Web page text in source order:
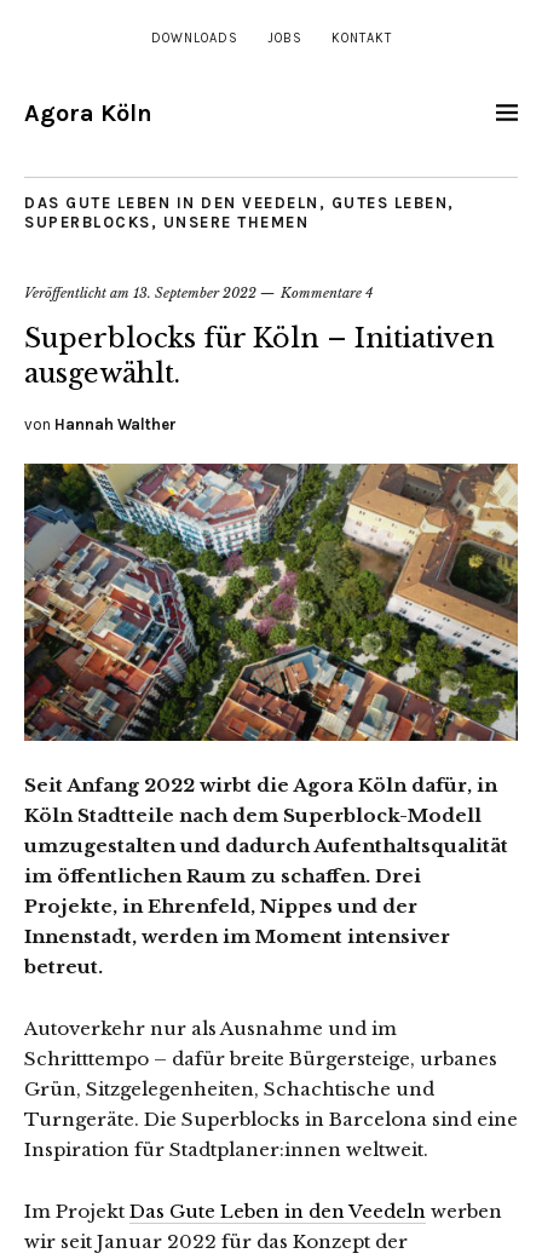
DOWNLOADS JOBS KONTAKT
Agora Köln
DAS GUTE LEBEN IN DEN VEEDELN , GUTES LEBEN ,
SUPERBLOCKS , UNSERE THEMEN
Veröffentlicht am 13. September 2022 Kommentare 4
Superblocks für Köln – Initiativen
ausgewählt.
von Hannah Walther
Seit Anfang 2022 wirbt die Agora Köln dafür, in
Köln Stadtteile nach dem Superblock-Modell
umzugestalten und dadurch Aufenthaltsqualität
im öffentlichen Raum zu schaffen. Drei
Projekte, in Ehrenfeld, Nippes und der
Innenstadt, werden im Moment intensiver
betreut.
Autoverkehr nur als Ausnahme und im
Schritttempo – dafür breite Bürgersteige, urbanes
Grün, Sitzgelegenheiten, Schachtische und
Turngeräte. Die Superblocks in Barcelona sind eine
Inspiration für Stadtplaner:innen weltweit.
Im Projekt Das Gute Leben in den Veedeln werben
wir seit Januar 2022 für das Konzept der